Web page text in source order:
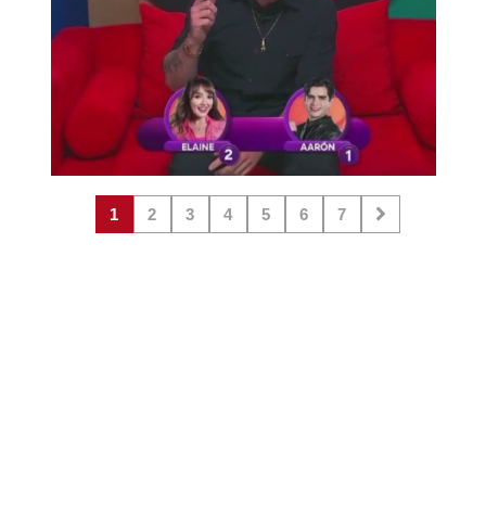
1 2 3 4 5 6 7